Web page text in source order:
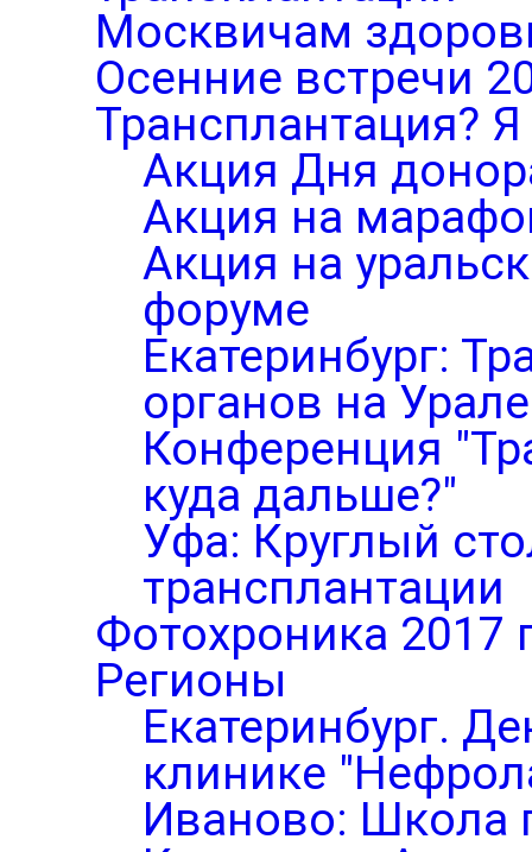
Москвичам
Осенние встречи
Трансплантация?
Акция Дня
Акция на
Акция на
форуме
Екатеринбург:
органов на Урале
Конференция
куда дальше?"
Уфа: Круглый
трансплантации
Фотохроника 2017
Регионы
Екатеринбург.
клинике
Иваново: Школа